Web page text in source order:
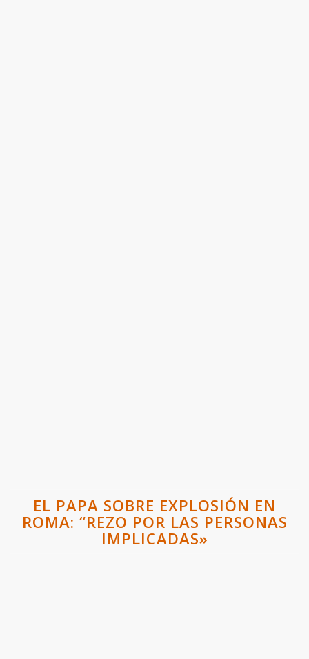
EL PAPA SOBRE EXPLOSIÓN EN
ROMA: “REZO POR LAS PERSONAS
IMPLICADAS»